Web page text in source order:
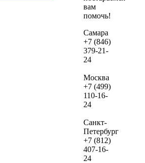
вам
помочь!
Самара
+7 (846)
379-21-
24
Москва
+7 (499)
110-16-
24
Санкт-
Петербург
+7 (812)
407-16-
24